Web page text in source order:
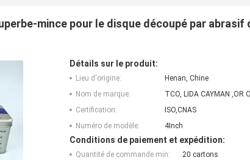
mince pour le disque découpé par
Détails sur le produit:
Lieu d'origine:
Henan, Chine
Nom de marque:
TCO, LIDA CAYMAN ,OR
Certification:
ISO,CNAS
Numéro de modèle:
4Inch
Conditions de paiement et expédition:
Quantité de commande min:
20 cartons